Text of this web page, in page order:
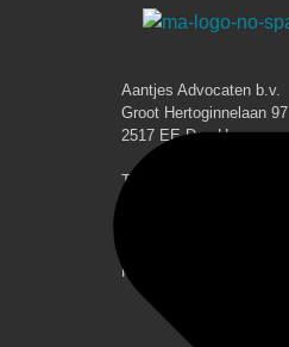
Aantjes Advocaten b.v.
Groot Hertoginnelaan 97
2517 EE Den Haag
T
KvK 53904842